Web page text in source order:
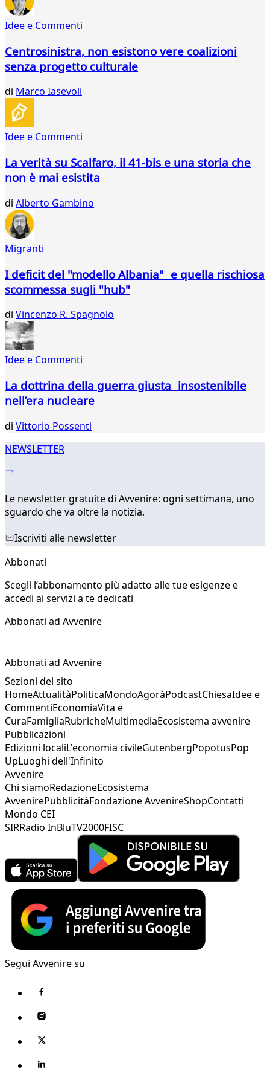
Idee e Commenti
Centrosinistra, non esistono vere coalizioni
senza progetto culturale
di Marco Iasevoli
Idee e Commenti
La verità su Scalfaro, il 41-bis e una storia che
non è mai esistita
di Alberto Gambino
Migranti
I deficit del "modello Albania" e quella rischiosa
scommessa sugli "hub"
di Vincenzo R. Spagnolo
Idee e Commenti
La dottrina della guerra giusta insostenibile
nell’era nucleare
di Vittorio Possenti
NEWSLETTER
Le newsletter gratuite di Avvenire: ogni settimana, uno
sguardo che va oltre la notizia.
Iscriviti alle newsletter
Abbonati
Scegli l’abbonamento più adatto alle tue esigenze e
accedi ai servizi a te dedicati
Abbonati ad Avvenire
Abbonati ad Avvenire
Sezioni del sito
HomeAttualitàPoliticaMondoAgoràPodcastChiesaIdee e
CommentiEconomiaVita e
CuraFamigliaRubricheMultimediaEcosistema avvenire
Pubblicazioni
Edizioni localiL'economia civileGutenbergPopotusPop
UpLuoghi dell'Infinito
Avvenire
Chi siamoRedazioneEcosistema
AvvenirePubblicitàFondazione AvvenireShopContatti
Mondo CEI
SIRRadio InBluTV2000FISC
Segui Avvenire su